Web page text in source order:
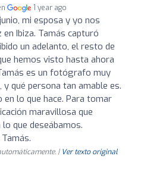
1 year ago
mi esposa y yo nos
Ibiza. Tamás capturó
un adelanto, el resto de
hemos visto hasta ahora
es un fotógrafo muy
y qué persona tan amable es.
lo que hace. Para tomar
maravillosa que
que deseábamos.
| Ver texto original